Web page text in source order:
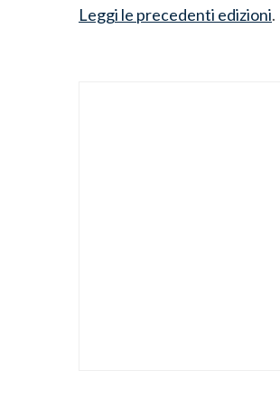
Leggi le precedenti edizioni.